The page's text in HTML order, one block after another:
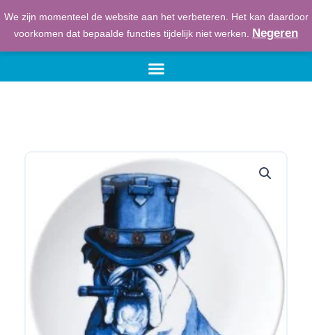
We zijn momenteel de website aan het verbeteren. Het kan daardoor
voorkomen dat bepaalde functies tijdelijk niet werken. Negeren